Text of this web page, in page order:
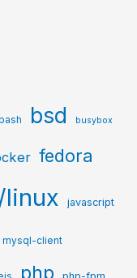
bsd busybox
fedora
linux javascript
mysql-client
php